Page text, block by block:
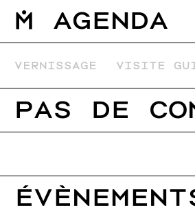
М Agenda
VERNISSAGE VISITE
Pas de